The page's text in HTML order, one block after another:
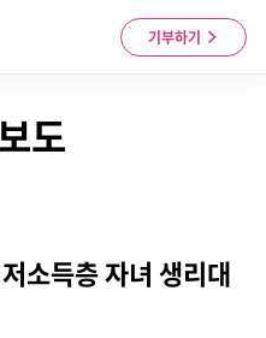
기부하기
도
소득층 자녀 생리대